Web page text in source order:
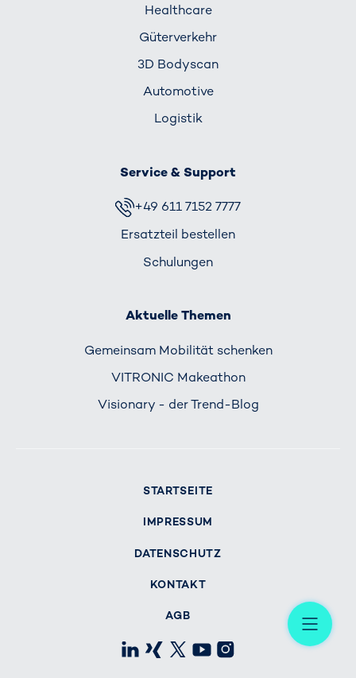
Healthcare
Güterverkehr
3D Bodyscan
Automotive
Logistik
Service & Support
+49 611 7152 7777
Ersatzteil bestellen
Schulungen
Aktuelle Themen
Gemeinsam Mobilität schenken
VITRONIC Makeathon
Visionary - der Trend-Blog
STARTSEITE
IMPRESSUM
DATENSCHUTZ
KONTAKT
AGB
LinkedIn
Xing X Instagram